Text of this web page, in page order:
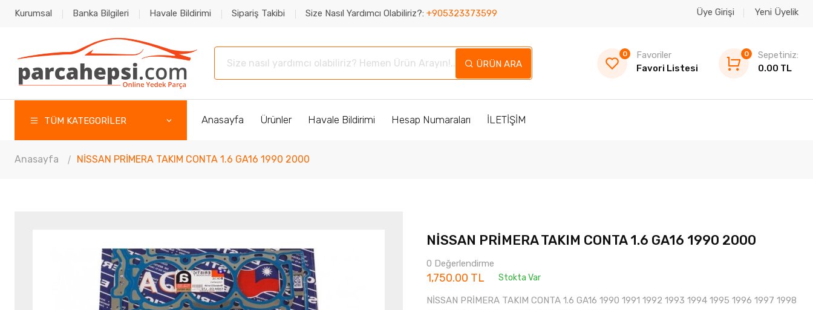
Kurumsal Banka Bilgileri Havale Bildirimi Sipariş Takibi Size Nasıl Yardımcı Olabiliriz?: +905323373599 Üye Girişi Yeni Üyelik
ÜRÜN ARA
0
Favoriler
Favori Listesi
0
Sepetiniz:
0.00 TL
TÜM KATEGORİLER Anasayfa Ürünler Havale Bildirimi Hesap Numaraları İLETİŞİM
Anasayfa NİSSAN PRİMERA TAKIM CONTA 1.6 GA16 1990 2000
NİSSAN PRİMERA TAKIM CONTA 1.6 GA16 1990 2000
0 Değerlendirme
1,750.00 TL Stokta Var
NİSSAN PRİMERA TAKIM CONTA 1.6 GA16 1990 1991 1992 1993 1994 1995 1996 1997 1998